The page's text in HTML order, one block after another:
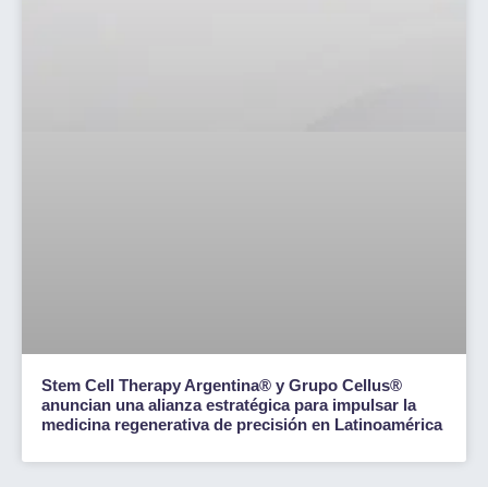
Stem Cell Therapy Argentina® y Grupo Cellus®
anuncian una alianza estratégica para impulsar la
medicina regenerativa de precisión en Latinoamérica